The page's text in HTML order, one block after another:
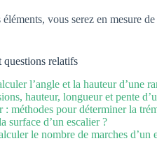
vous serez en mesure
questions relatifs
l’angle et la hauteur d’une
hauteur, longueur et pente
: méthodes pour déterminer la
surface d’un escalier ?
le nombre de marches d’un